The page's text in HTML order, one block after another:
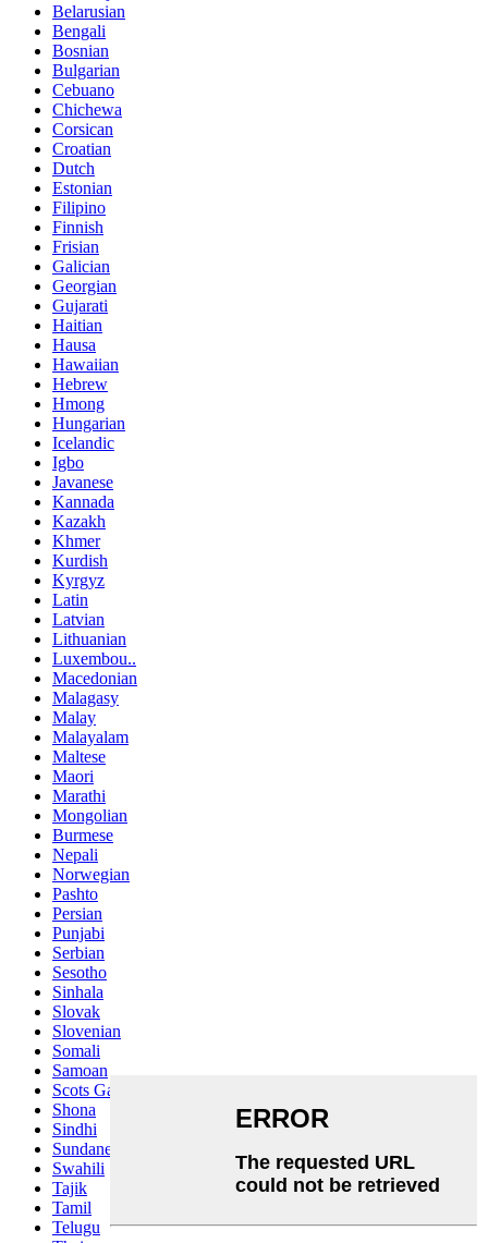
Belarusian
Bengali
Bosnian
Bulgarian
Cebuano
Chichewa
Corsican
Croatian
Dutch
Estonian
Filipino
Finnish
Frisian
Galician
Georgian
Gujarati
Haitian
Hausa
Hawaiian
Hebrew
Hmong
Hungarian
Icelandic
Igbo
Javanese
Kannada
Kazakh
Khmer
Kurdish
Kyrgyz
Latin
Latvian
Lithuanian
Luxembou..
Macedonian
Malagasy
Malay
Malayalam
Maltese
Maori
Marathi
Mongolian
Burmese
Nepali
Norwegian
Pashto
Persian
Punjabi
Serbian
Sesotho
Sinhala
Slovak
Slovenian
Somali
Samoan
Scots Gaelic
Shona
Sindhi
Sundanese
Swahili
Tajik
Tamil
Telugu